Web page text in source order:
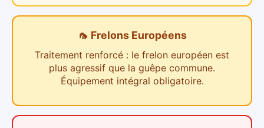
🦟 Frelons Européens
Traitement renforcé : le frelon européen est
plus agressif que la guêpe commune.
Équipement intégral obligatoire.